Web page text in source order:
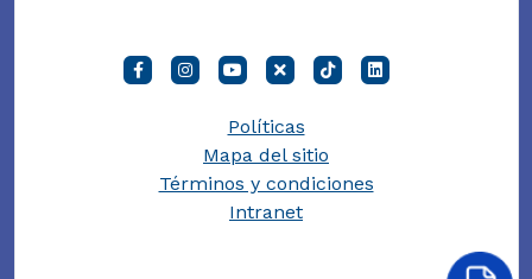
Políticas
Mapa del sitio
Términos y condiciones
Intranet